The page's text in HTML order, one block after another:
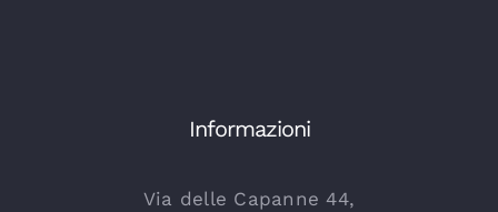
Informazioni
Via delle Capanne 44,